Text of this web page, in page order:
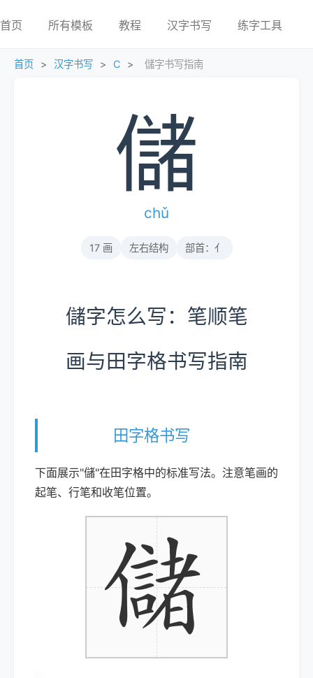
首页 所有模板 教程 汉字书写 练字工具
首页 > 汉字书写 > C > 儲字书写指南
儲
chǔ
17 画 左右结构 部首：亻
儲字怎么写：笔顺笔
画与田字格书写指南
田字格书写
下面展示"儲"在田字格中的标准写法。注意笔画的
起笔、行笔和收笔位置。